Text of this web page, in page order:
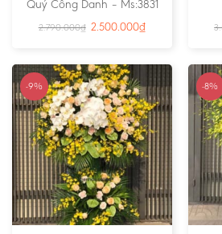
Quý Công Danh – Ms:3831
2.790.000₫ 2.500.000₫
-9% -8%